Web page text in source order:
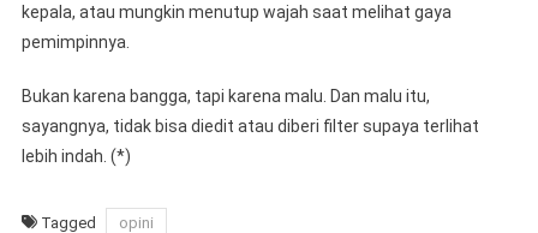
kepala, atau mungkin menutup wajah saat melihat gaya
pemimpinnya.
Bukan karena bangga, tapi karena malu. Dan malu itu,
sayangnya, tidak bisa diedit atau diberi filter supaya terlihat
lebih indah. (*)
Tagged opini